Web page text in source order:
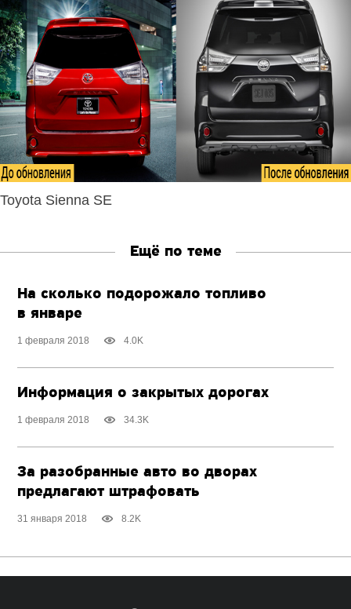
Toyota Sienna SE
Ещё по теме
На сколько подорожало топливо
в январе
1 февраля 2018 4.0K
Информация о закрытых дорогах
1 февраля 2018 34.3K
За разобранные авто во дворах
предлагают штрафовать
31 января 2018 8.2K